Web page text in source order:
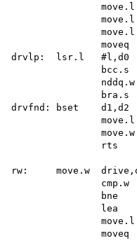
drvlp:	lsr.l	#l,d0
drvfnd:	bset	d1,d2
rw:	move.w	drive,d0